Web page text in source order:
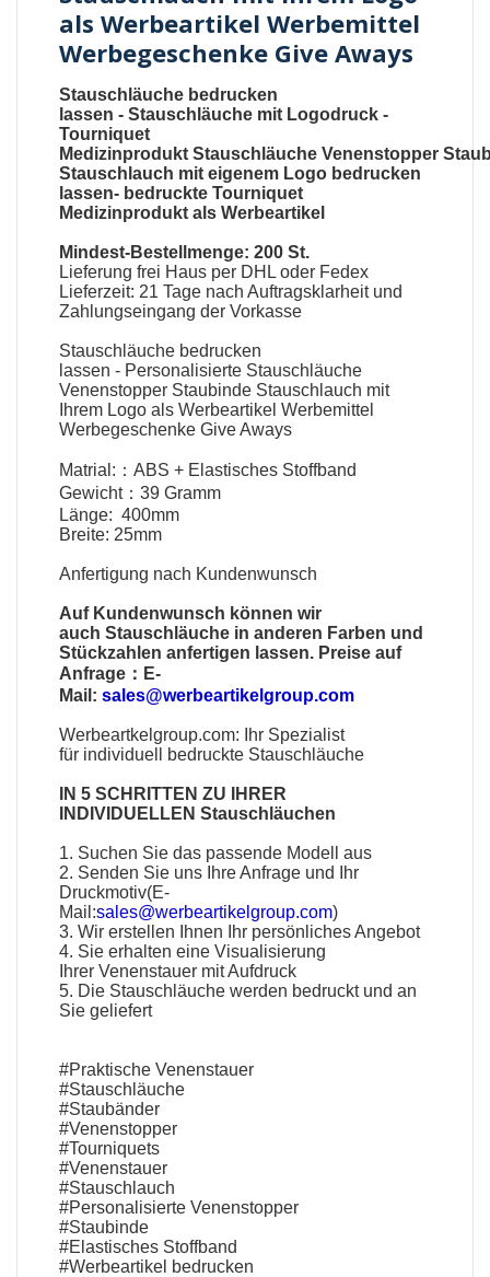
als Werbeartikel Werbemittel
Werbegeschenke Give Aways
Stauschläuche bedrucken
lassen -Stauschläuche mit Logodruck -
Tourniquet
MedizinproduktStauschläuche Venenstopper
Stauschlauch mit eigenem Logo bedrucken
lassen- bedruckte Tourniquet
Medizinprodukt als Werbeartikel
Mindest-Bestellmenge: 200 St.
Lieferung frei Haus per DHL oder Fedex
Lieferzeit: 21 Tage nach Auftragsklarheit und
Zahlungseingang der Vorkasse
Stauschläuche bedrucken
lassen - Personalisierte Stauschläuche
Venenstopper Staubinde Stauschlauch mit
Ihrem Logo als Werbeartikel Werbemittel
Werbegeschenke Give Aways
Matrial:：ABS + Elastisches Stoffband
Gewicht：39 Gramm
Länge: 400mm
Breite: 25mm
Anfertigung nach Kundenwunsch
Auf Kundenwunsch können wir
auchStauschläuche in anderen Farben und
Stückzahlen anfertigen lassen. Preise auf
Anfrage：E-
Mail:sales@werbeartikelgroup.com
Werbeartkelgroup.com: Ihr Spezialist
für individuell bedruckte Stauschläuche
IN 5 SCHRITTEN ZU IHRER
INDIVIDUELLENStauschläuchen
1. Suchen Sie das passende Modell aus
2. Senden Sie uns Ihre Anfrage und Ihr
Druckmotiv(E-
Mail:sales@werbeartikelgroup.com)
3. Wir erstellen Ihnen Ihr persönliches Angebot
4. Sie erhalten eine Visualisierung
IhrerVenenstauer mit Aufdruck
5. Die Stauschläuche werden bedruckt und an
Sie geliefert
#Praktische Venenstauer
#Stauschläuche
#Staubänder
#Venenstopper
#Tourniquets
#Venenstauer
#Stauschlauch
#Personalisierte Venenstopper
#Staubinde
#Elastisches Stoffband
#Werbeartikel bedrucken